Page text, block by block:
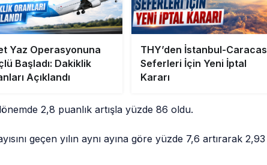
Yaz Operasyonuna
Başladı: Dakiklik
Açıklandı
THY’den İstanbul-Caracas
Seferleri İçin Yeni İptal
Kararı
2,8 puanlık artışla yüzde 86 oldu.
geçen yılın aynı ayına göre yüzde 7,6 artırarak 2,93